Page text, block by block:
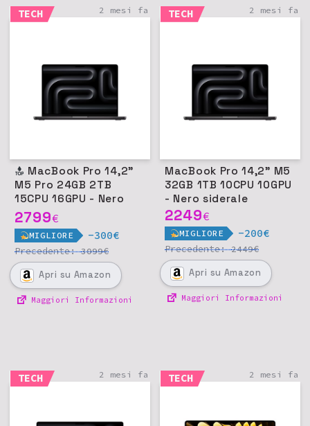
TECH 2 mesi fa
M5 Pro 24GB 2TB
15CPU 16GPU - Nero
siderale
2799€
MIGLIORE -300€
Precedente:3099€
Apri su Amazon
Maggiori Informazioni
TECH 2 mesi fa
MacBook Pro 14,2" M5
32GB 1TB 10CPU 10GPU
- Nero siderale
2249€
MIGLIORE -200€
Precedente:2449€
Apri su Amazon
Maggiori Informazioni
TECH 2 mesi fa TECH 2 mesi fa